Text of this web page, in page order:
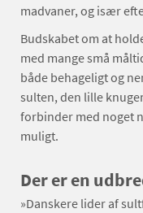
madvaner, og især
Budskabet om at
med mange små
både behageligt og
sulten, den lille
forbinder med noget
muligt.
Der er en
»Danskere lider af